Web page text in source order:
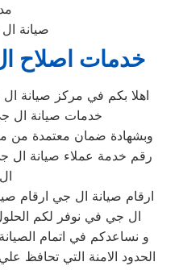
صيانة
خدمات اصلاح
اهلا بكم في مركز صيانة
خدمات صيانة ال
وبشهادة ضمان معتمدة من
رقم خدمة عملاء صيانة ال
ارقام صيانة ال جي ارقام
ال جي في نوفر لكم الحلول
و نساعدكم في اتمام
الحدود الامنة التي تحافظ